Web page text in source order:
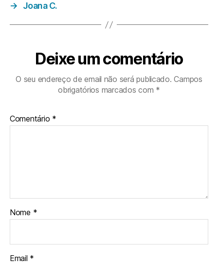
→
Joana C.
Deixe um comentário
O seu endereço de email não será publicado. Campos
obrigatórios marcados com *
Comentário *
Nome *
Email *